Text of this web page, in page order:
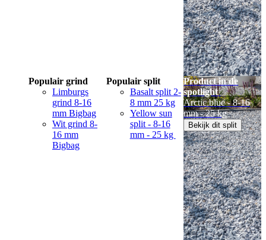
Populair grind
Limburgs
grind 8-16
mm Bigbag
Wit grind 8-
16 mm
Bigbag
Populair split
Basalt split 2-
8 mm 25 kg
Yellow sun
split - 8-16
mm - 25 kg
Product in de
spotlight
Arctic blue - 8-16
mm - 25 kg
Bekijk dit split